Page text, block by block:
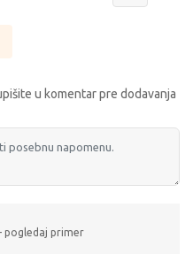
u komentar pre dodavanja
pogledaj primer